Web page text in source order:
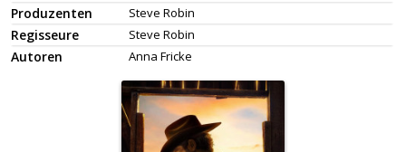
Produzenten Steve Robin
Regisseure Steve Robin
Autoren Anna Fricke